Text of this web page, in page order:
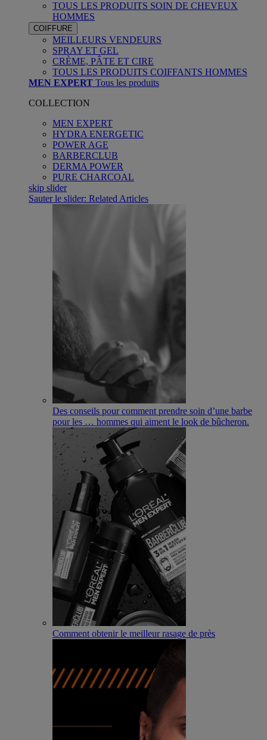
TOUS LES PRODUITS SOIN DE CHEVEUX
HOMMES
COIFFURE
MEILLEURS VENDEURS
SPRAY ET GEL
CRÈME, PÂTE ET CIRE
TOUS LES PRODUITS COIFFANTS HOMMES
MEN EXPERT Tous les produits
COLLECTION
MEN EXPERT
HYDRA ENERGETIC
POWER AGE
BARBERCLUB
DERMA POWER
PURE CHARCOAL
skip slider
Sauter le slider: Related Articles
Des conseils pour comment prendre soin d’une barbe
pour les … hommes qui aiment le look de bûcheron.
Comment obtenir le meilleur rasage de près